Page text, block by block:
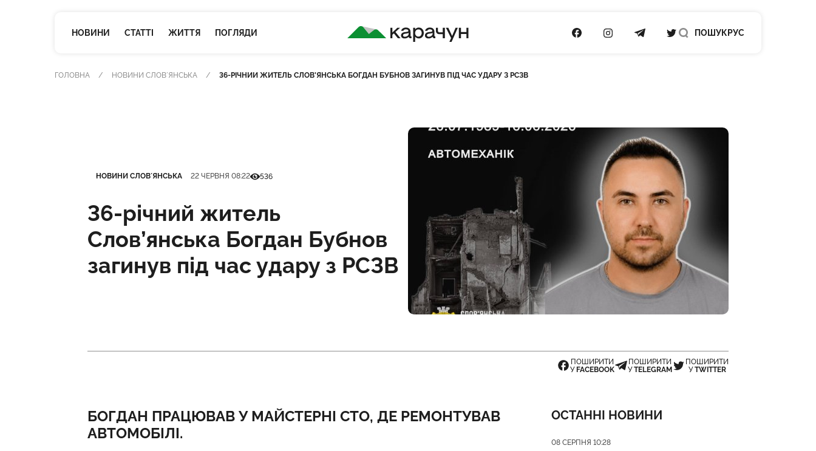
НОВИНИ СТАТТІ ЖИТТЯ ПОГЛЯДИ
КАРАЧУН
ПОСИЛАННЯ НА FACEBOOK
ПОСИЛАННЯ НА INSTAGRAM
ПОСИЛАННЯ НА TELEGRAM
ПОСИЛАННЯ НА TWITTER
ПОШУК РУС
ГОЛОВНА НОВИНИ СЛОВʼЯНСЬКА 36-РІЧНИЙ ЖИТЕЛЬ СЛОВ’ЯНСЬКА БОГДАН БУБНОВ ЗАГИНУВ ПІД ЧАС УДАРУ З РСЗВ
НОВИНИ СЛОВʼЯНСЬКА 22 ЧЕРВНЯ 08:22Кількість переглядів
536
36-річний житель
Слов’янська Богдан Бубнов
загинув під час удару з РСЗВ
ПОШИРИТИ
У FACEBOOK
ПОШИРИТИ
УTELEGRAM
ПОШИРИТИ
УTWITTER
БОГДАН ПРАЦЮВАВ У МАЙСТЕРНІ СТО, ДЕ РЕМОНТУВАВ
АВТОМОБІЛІ.
ОСТАННІ НОВИНИ
Дата публікації
08 СЕРПНЯ 10:28